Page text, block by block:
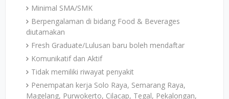
Minimal SMA/SMK
Berpengalaman di bidang Food & Beverages
diutamakan
Fresh Graduate/Lulusan baru boleh mendaftar
Komunikatif dan Aktif
Tidak memiliki riwayat penyakit
Penempatan kerja Solo Raya, Semarang Raya,
Magelang, Purwokerto, Cilacap, Tegal, Pekalongan,